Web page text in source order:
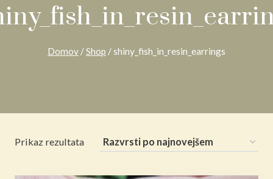
Domov /Shop /shiny_fish_in_resin_earrings
Prikaz rezultata